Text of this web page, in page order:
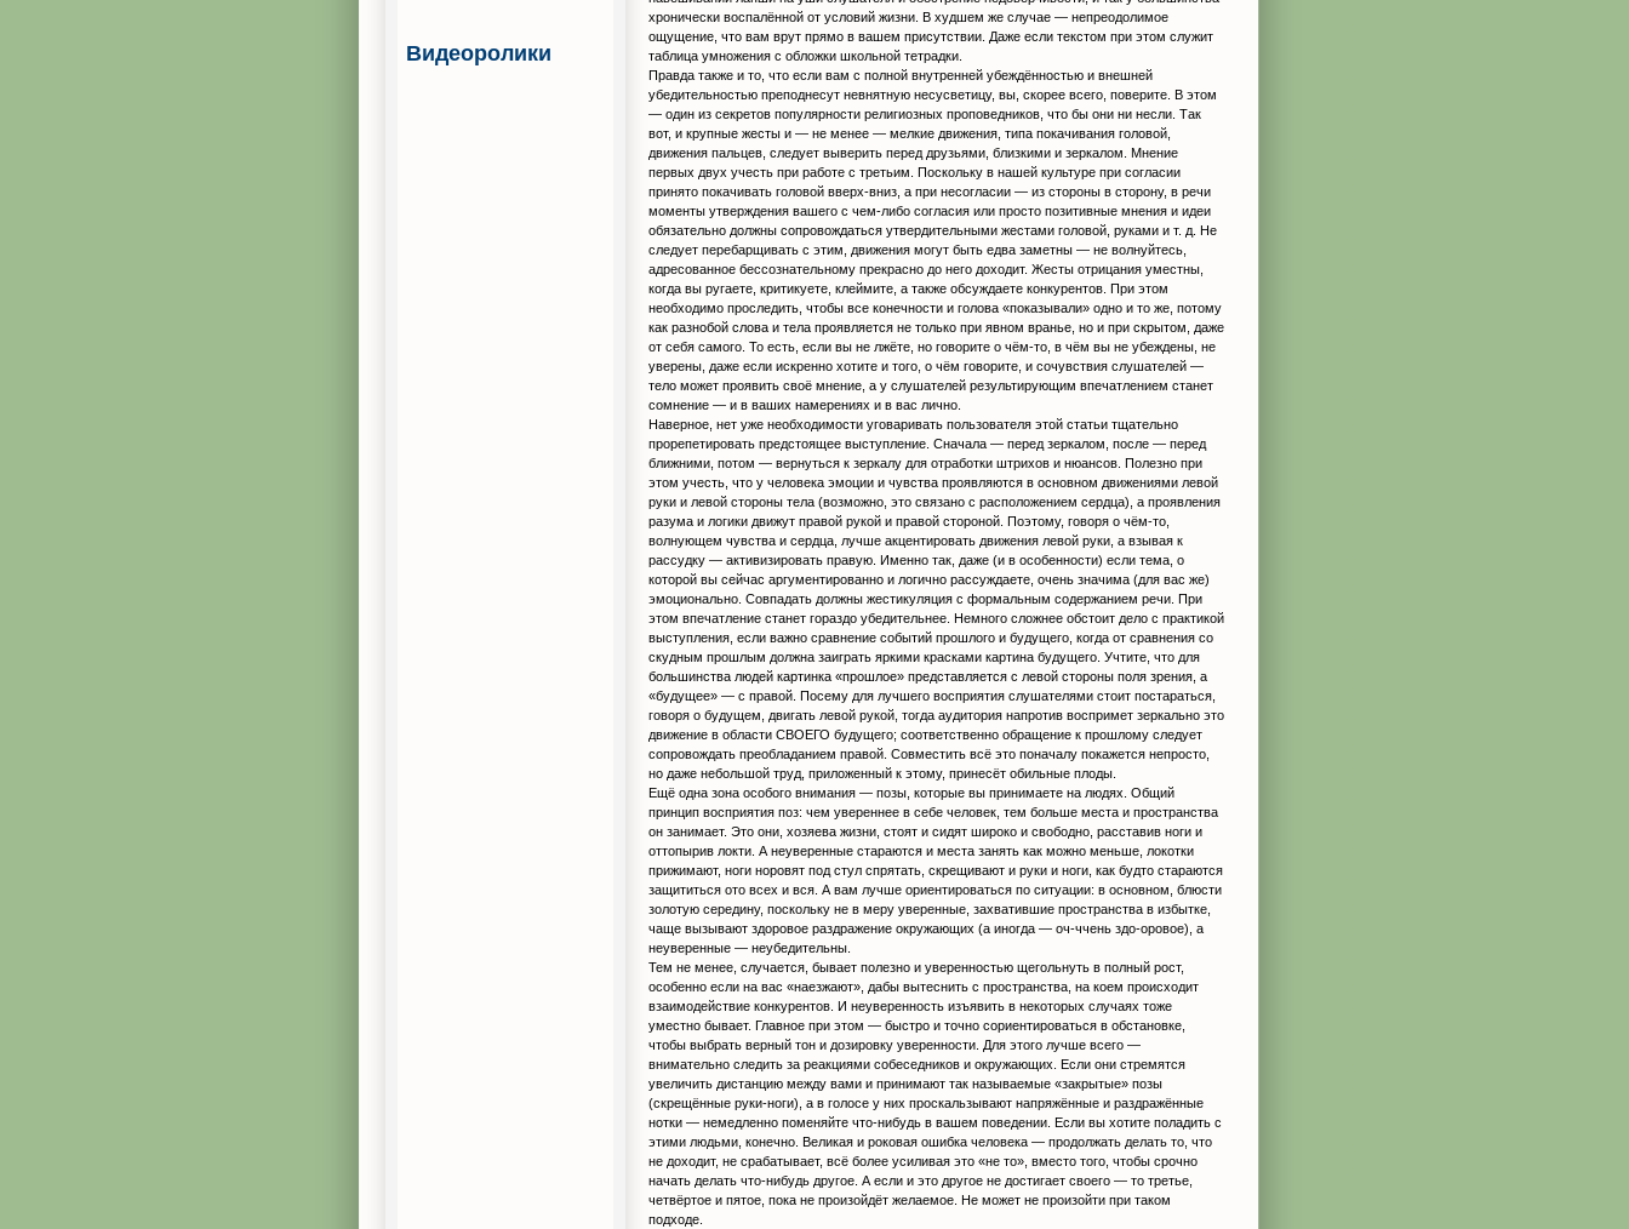
хронически воспалённой от условий жизни. В худшем же случае — непреодолимое
ощущение, что вам врут прямо в вашем присутствии. Даже если текстом при этом служит
таблица умножения с обложки школьной тетрадки.
Правда также и то, что если вам с полной внутренней убеждённостью и внешней
убедительностью преподнесут невнятную несусветицу, вы, скорее всего, поверите. В этом
— один из секретов популярности религиозных проповедников, что бы они ни несли. Так
вот, и крупные жесты и — не менее — мелкие движения, типа покачивания головой,
движения пальцев, следует выверить перед друзьями, близкими и зеркалом. Мнение
первых двух учесть при работе с третьим. Поскольку в нашей культуре при согласии
принято покачивать головой вверх-вниз, а при несогласии — из стороны в сторону, в речи
моменты утверждения вашего с чем-либо согласия или просто позитивные мнения и идеи
обязательно должны сопровождаться утвердительными жестами головой, руками и т. д. Не
следует перебарщивать с этим, движения могут быть едва заметны — не волнуйтесь,
адресованное бессознательному прекрасно до него доходит. Жесты отрицания уместны,
когда вы ругаете, критикуете, клеймите, а также обсуждаете конкурентов. При этом
необходимо проследить, чтобы все конечности и голова «показывали» одно и то же, потому
как разнобой слова и тела проявляется не только при явном вранье, но и при скрытом, даже
от себя самого. То есть, если вы не лжёте, но говорите о чём-то, в чём вы не убеждены, не
уверены, даже если искренно хотите и того, о чём говорите, и сочувствия слушателей —
тело может проявить своё мнение, а у слушателей результирующим впечатлением станет
сомнение — и в ваших намерениях и в вас лично.
Наверное, нет уже необходимости уговаривать пользователя этой статьи тщательно
прорепетировать предстоящее выступление. Сначала — перед зеркалом, после — перед
ближними, потом — вернуться к зеркалу для отработки штрихов и нюансов. Полезно при
этом учесть, что у человека эмоции и чувства проявляются в основном движениями левой
руки и левой стороны тела (возможно, это связано с расположением сердца), а проявления
разума и логики движут правой рукой и правой стороной. Поэтому, говоря о чём-то,
волнующем чувства и сердца, лучше акцентировать движения левой руки, а взывая к
рассудку — активизировать правую. Именно так, даже (и в особенности) если тема, о
которой вы сейчас аргументированно и логично рассуждаете, очень значима (для вас же)
эмоционально. Совпадать должны жестикуляция с формальным содержанием речи. При
этом впечатление станет гораздо убедительнее. Немного сложнее обстоит дело с практикой
выступления, если важно сравнение событий прошлого и будущего, когда от сравнения со
скудным прошлым должна заиграть яркими красками картина будущего. Учтите, что для
большинства людей картинка «прошлое» представляется с левой стороны поля зрения, а
«будущее» — с правой. Посему для лучшего восприятия слушателями стоит постараться,
говоря о будущем, двигать левой рукой, тогда аудитория напротив воспримет зеркально это
движение в области СВОЕГО будущего; соответственно обращение к прошлому следует
сопровождать преобладанием правой. Совместить всё это поначалу покажется непросто,
но даже небольшой труд, приложенный к этому, принесёт обильные плоды.
Ещё одна зона особого внимания — позы, которые вы принимаете на людях. Общий
принцип восприятия поз: чем увереннее в себе человек, тем больше места и пространства
он занимает. Это они, хозяева жизни, стоят и сидят широко и свободно, расставив ноги и
оттопырив локти. А неуверенные стараются и места занять как можно меньше, локотки
прижимают, ноги норовят под стул спрятать, скрещивают и руки и ноги, как будто стараются
защититься ото всех и вся. А вам лучше ориентироваться по ситуации: в основном, блюсти
золотую середину, поскольку не в меру уверенные, захватившие пространства в избытке,
чаще вызывают здоровое раздражение окружающих (а иногда — оч-ччень здо-оровое), а
неуверенные — неубедительны.
Тем не менее, случается, бывает полезно и уверенностью щегольнуть в полный рост,
особенно если на вас «наезжают», дабы вытеснить с пространства, на коем происходит
взаимодействие конкурентов. И неуверенность изъявить в некоторых случаях тоже
уместно бывает. Главное при этом — быстро и точно сориентироваться в обстановке,
чтобы выбрать верный тон и дозировку уверенности. Для этого лучше всего —
внимательно следить за реакциями собеседников и окружающих. Если они стремятся
увеличить дистанцию между вами и принимают так называемые «закрытые» позы
(скрещённые руки-ноги), а в голосе у них проскальзывают напряжённые и раздражённые
нотки — немедленно поменяйте что-нибудь в вашем поведении. Если вы хотите поладить с
этими людьми, конечно. Великая и роковая ошибка человека — продолжать делать то, что
не доходит, не срабатывает, всё более усиливая это «не то», вместо того, чтобы срочно
начать делать что-нибудь другое. А если и это другое не достигает своего — то третье,
четвёртое и пятое, пока не произойдёт желаемое. Не может не произойти при таком
подходе.
Видеоролики